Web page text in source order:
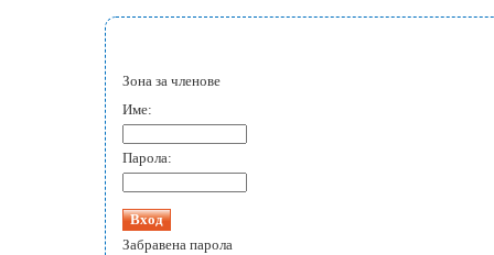
Зона за членове
Име:
Парола:
Забравена парола